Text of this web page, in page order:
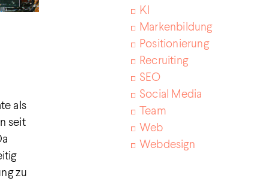
als
seit
zu
KI
Markenbildung
Positionierung
Recruiting
SEO
Social Media
Team
Web
Webdesign